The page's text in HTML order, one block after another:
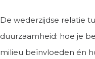
De wederzijdse relatie
duurzaamheid: hoe je
milieu beïnvloeden én